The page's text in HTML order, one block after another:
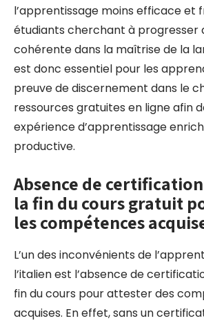
l’apprentissage moins efficace et
étudiants cherchant à progresser
cohérente dans la maîtrise de la
est donc essentiel pour les
preuve de discernement dans le
ressources gratuites en ligne afin
expérience d’apprentissage
productive.
Absence de
la fin du cours gratuit
les compétences
L’un des inconvénients de
l’italien est l’absence de
fin du cours pour attester des
acquises. En effet, sans un